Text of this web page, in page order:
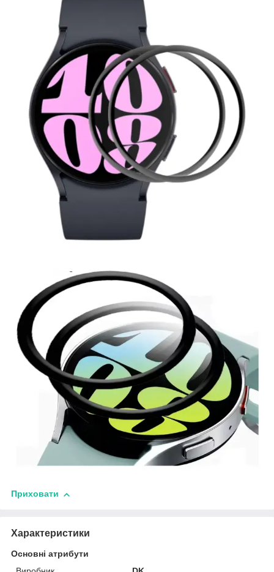
Приховати
Характеристики
Основні атрибути